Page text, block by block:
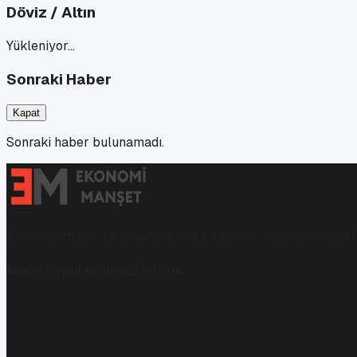
Döviz / Altın
Yükleniyor…
Sonraki Haber
Kapat
Sonraki haber bulunamadı.